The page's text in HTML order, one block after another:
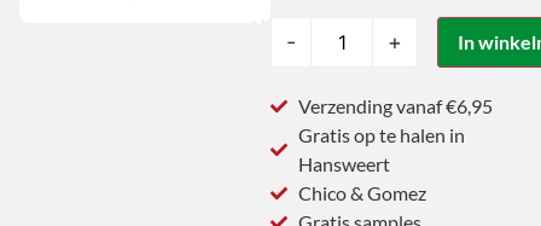
- + In
Verzending vanaf €6,95
Gratis op te halen in
Hansweert
Chico & Gomez